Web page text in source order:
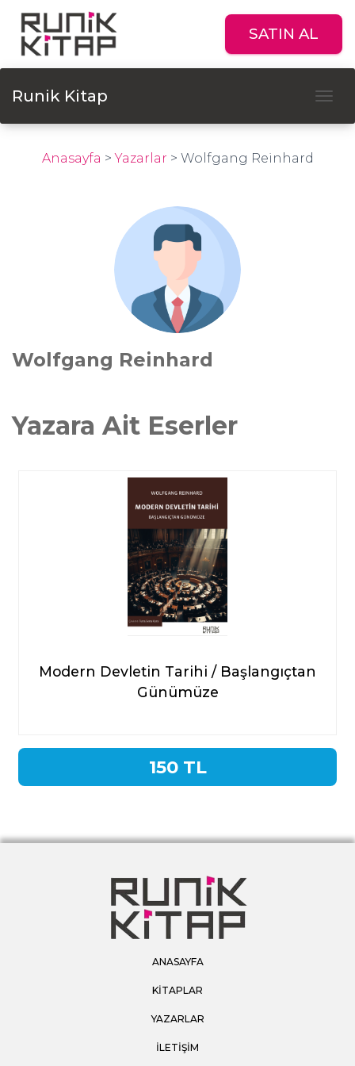
SATIN AL
Runik Kitap
Anasayfa >Yazarlar > Wolfgang Reinhard
Wolfgang Reinhard
Yazara Ait Eserler
Modern Devletin Tarihi / Başlangıçtan
Günümüze
150 TL
ANASAYFA
KİTAPLAR
YAZARLAR
İLETİŞİM